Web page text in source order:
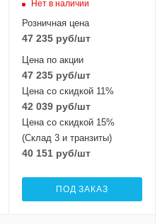
Нет в наличии
Розничная цена
47 235руб/шт
Цена по акции
47 235руб/шт
Цена со скидкой 11%
42 039руб/шт
Цена со скидкой 15%
(Склад 3 и транзиты)
40 151руб/шт
ПОД ЗАКАЗ